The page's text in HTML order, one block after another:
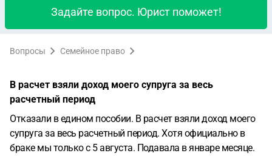
Задайте вопрос. Юрист поможет!
Вопросы Семейное право
В расчет взяли доход моего супруга за весь
расчетный период
Отказали в едином пособии. В расчет взяли доход моего
супруга за весь расчетный период. Хотя официально в
браке мы только с 5 августа. Подавала в январе месяце.